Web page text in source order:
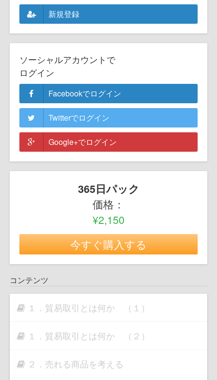
新規登録
ソーシャルアカウントで
ログイン
Facebookでログイン
Twitterでログイン
Google+でログイン
365日パック
価格：
¥2,150
今すぐ購入する
コンテンツ
１．貿易取引とは何か （１）
１．貿易取引とは何か （２）
２．売れる商品を考える